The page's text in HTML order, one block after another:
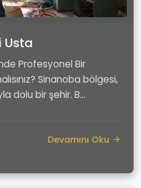
Usta
Profesyonel Bir
bölgesi,
dolu bir şehir. B...
Devamını Oku